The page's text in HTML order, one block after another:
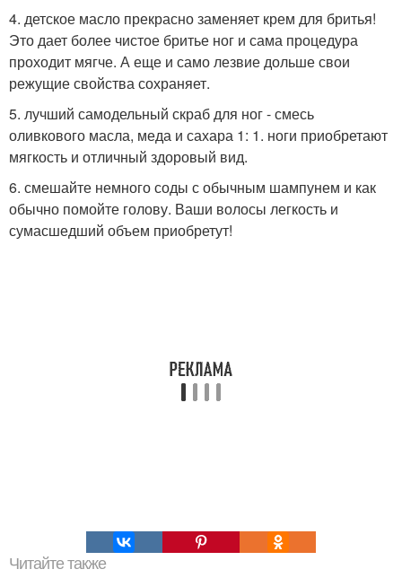
4. детское масло прекрасно заменяет крем для бритья!
Это дает более чистое бритье ног и сама процедура
проходит мягче. А еще и само лезвие дольше свои
режущие свойства сохраняет.
5. лучший самодельный скраб для ног - смесь
оливкового масла, меда и сахара 1: 1. ноги приобретают
мягкость и отличный здоровый вид.
6. смешайте немного соды с обычным шампунем и как
обычно помойте голову. Ваши волосы легкость и
сумасшедший объем приобретут!
Читайте также